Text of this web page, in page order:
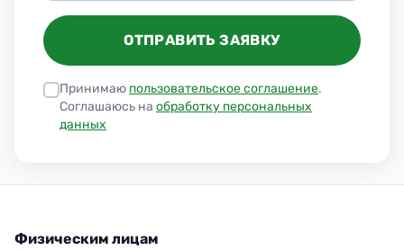
ОТПРАВИТЬ ЗАЯВКУ
Принимаю пользовательское соглашение.
Соглашаюсь на обработку персональных
данных
Физическим лицам